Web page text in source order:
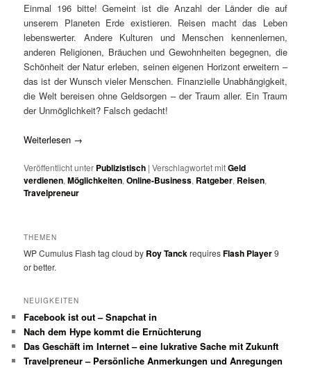
Einmal 196 bitte! Gemeint ist die Anzahl der Länder die auf
unserem Planeten Erde existieren. Reisen macht das Leben
lebenswerter. Andere Kulturen und Menschen kennenlernen,
anderen Religionen, Bräuchen und Gewohnheiten begegnen, die
Schönheit der Natur erleben, seinen eigenen Horizont erweitern –
das ist der Wunsch vieler Menschen. Finanzielle Unabhängigkeit,
die Welt bereisen ohne Geldsorgen – der Traum aller. Ein Traum
der Unmöglichkeit? Falsch gedacht!
Weiterlesen →
Veröffentlicht unter Publizistisch |Verschlagwortet mitGeld
verdienen,Möglichkeiten,Online-Business, Ratgeber, Reisen,
Travelpreneur
THEMEN
WP Cumulus Flash tag cloud by Roy TanckrequiresFlash Player9
or better.
NEUIGKEITEN
Facebook ist out – Snapchat in
Nach dem Hype kommt die Ernüchterung
Das Geschäft im Internet – eine lukrative Sache mit Zukunft
Travelpreneur – Persönliche Anmerkungen und Anregungen